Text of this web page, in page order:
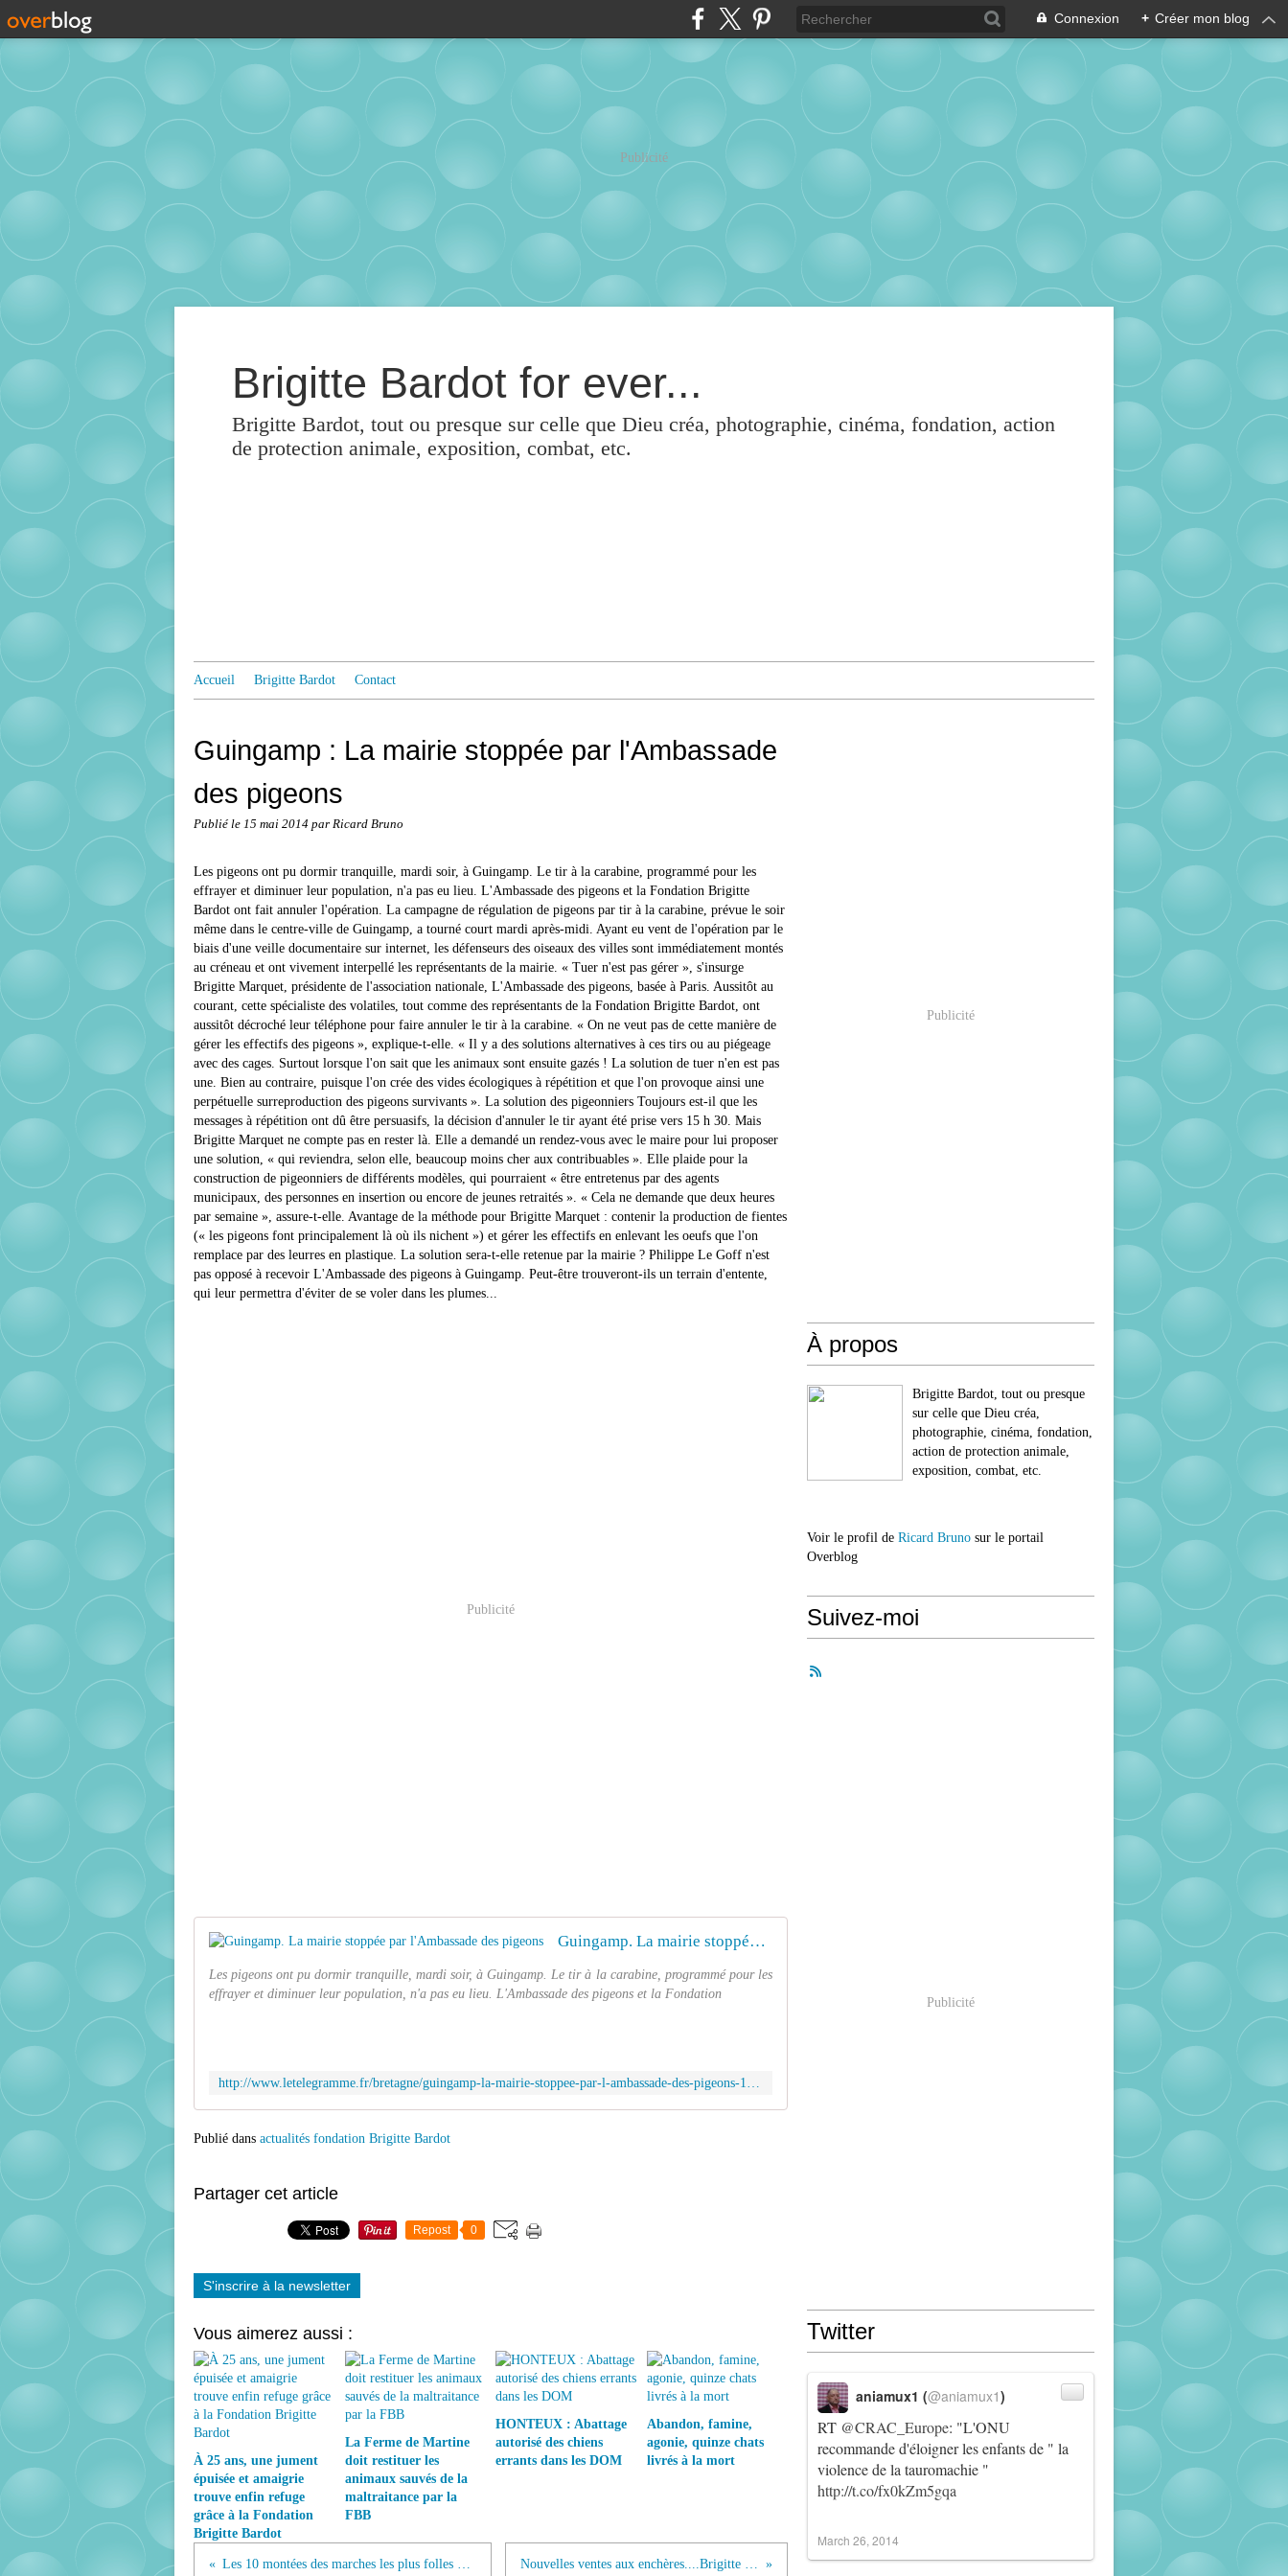
Connexion + Créer mon blog
Publicité
Brigitte Bardot for ever...
Brigitte Bardot, tout ou presque sur celle que Dieu créa, photographie, cinéma, fondation, action
de protection animale, exposition, combat, etc.
Accueil Brigitte Bardot Contact
Guingamp : La mairie stoppée par l'Ambassade
des pigeons
Publié le 15 mai 2014 par Ricard Bruno
Les pigeons ont pu dormir tranquille, mardi soir, à Guingamp. Le tir à la carabine, programmé pour les
effrayer et diminuer leur population, n'a pas eu lieu. L'Ambassade des pigeons et la Fondation Brigitte
Bardot ont fait annuler l'opération. La campagne de régulation de pigeons par tir à la carabine, prévue le soir
même dans le centre-ville de Guingamp, a tourné court mardi après-midi. Ayant eu vent de l'opération par le
biais d'une veille documentaire sur internet, les défenseurs des oiseaux des villes sont immédiatement montés
au créneau et ont vivement interpellé les représentants de la mairie. « Tuer n'est pas gérer », s'insurge
Brigitte Marquet, présidente de l'association nationale, L'Ambassade des pigeons, basée à Paris. Aussitôt au
courant, cette spécialiste des volatiles, tout comme des représentants de la Fondation Brigitte Bardot, ont
aussitôt décroché leur téléphone pour faire annuler le tir à la carabine. « On ne veut pas de cette manière de
gérer les effectifs des pigeons », explique-t-elle. « Il y a des solutions alternatives à ces tirs ou au piégeage
avec des cages. Surtout lorsque l'on sait que les animaux sont ensuite gazés ! La solution de tuer n'en est pas
une. Bien au contraire, puisque l'on crée des vides écologiques à répétition et que l'on provoque ainsi une
perpétuelle surreproduction des pigeons survivants ». La solution des pigeonniers Toujours est-il que les
messages à répétition ont dû être persuasifs, la décision d'annuler le tir ayant été prise vers 15 h 30. Mais
Brigitte Marquet ne compte pas en rester là. Elle a demandé un rendez-vous avec le maire pour lui proposer
une solution, « qui reviendra, selon elle, beaucoup moins cher aux contribuables ». Elle plaide pour la
construction de pigeonniers de différents modèles, qui pourraient « être entretenus par des agents
municipaux, des personnes en insertion ou encore de jeunes retraités ». « Cela ne demande que deux heures
par semaine », assure-t-elle. Avantage de la méthode pour Brigitte Marquet : contenir la production de fientes
(« les pigeons font principalement là où ils nichent ») et gérer les effectifs en enlevant les oeufs que l'on
remplace par des leurres en plastique. La solution sera-t-elle retenue par la mairie ? Philippe Le Goff n'est
pas opposé à recevoir L'Ambassade des pigeons à Guingamp. Peut-être trouveront-ils un terrain d'entente,
qui leur permettra d'éviter de se voler dans les plumes...
Publicité
Guingamp. La mairie stoppée par l'Ambassade des pigeons
Les pigeons ont pu dormir tranquille, mardi soir, à Guingamp. Le tir à la carabine, programmé pour les
effrayer et diminuer leur population, n'a pas eu lieu. L'Ambassade des pigeons et la Fondation
http://www.letelegramme.fr/bretagne/guingamp-la-mairie-stoppee-par-l-ambassade-des-pigeons-15-05-2014-10166855.php
Publié dans actualités fondation Brigitte Bardot
Partager cet article
Repost 0
S'inscrire à la newsletter
Vous aimerez aussi :
À 25 ans, une jument
épuisée et amaigrie
trouve enfin refuge
grâce à la Fondation
Brigitte Bardot
La Ferme de Martine
doit restituer les
animaux sauvés de la
maltraitance par la
FBB
HONTEUX : Abattage
autorisé des chiens
errants dans les DOM
Abandon, famine,
agonie, quinze chats
livrés à la mort
Les 10 montées des marches les plus folles de Cannes Nouvelles ventes aux enchères....Brigitte Bardot...
Publicité
À propos
Brigitte Bardot, tout ou presque
sur celle que Dieu créa,
photographie, cinéma, fondation,
action de protection animale,
exposition, combat, etc.
Voir le profil de Ricard Bruno sur le portail
Overblog
Suivez-moi
Publicité
Twitter
RT @CRAC_Europe: "L'ONU
recommande d'éloigner les enfants de " la
violence de la tauromachie "
http://t.co/fx0kZm5gqa
aniamux1 (@aniamux1)
March 26, 2014